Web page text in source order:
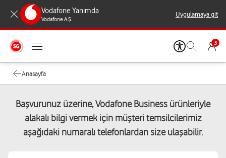
Vodafone Yanımda
Vodafone A.Ş.
Uygulamaya git
3
Anasayfa
Başvurunuz üzerine, Vodafone Business ürünleriyle
alakalı bilgi vermek için müşteri temsilcilerimiz
aşağıdaki numaralı telefonlardan size ulaşabilir.